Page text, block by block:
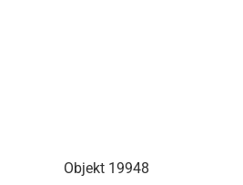
Objekt 19948